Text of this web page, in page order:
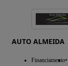
AUTO ALMEIDA
Financiamento